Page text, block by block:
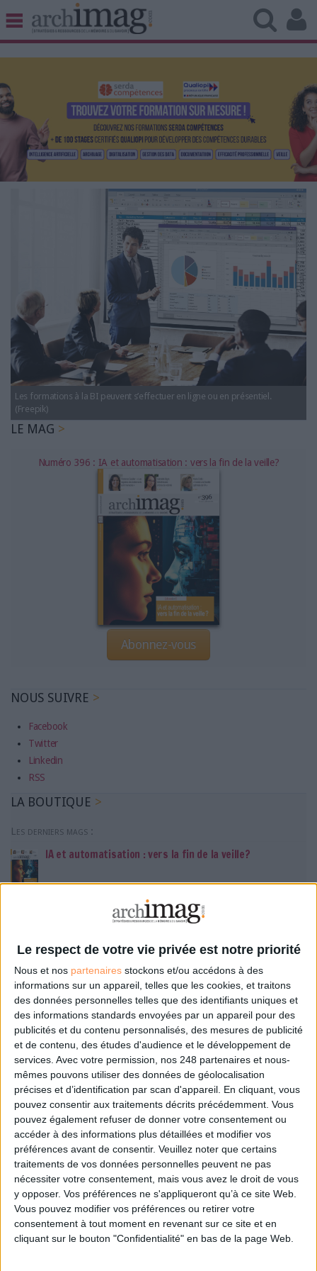
Le respect de votre vie privée est notre priorité
Nous et nos partenaires stockons et/ou accédons à des
informations sur un appareil, telles que les cookies, et traitons
des données personnelles telles que des identifiants uniques et
des informations standards envoyées par un appareil pour des
publicités et du contenu personnalisés, des mesures de publicité
et de contenu, des études d'audience et le développement de
services. Avec votre permission, nos 248 partenaires et nous-
mêmes pouvons utiliser des données de géolocalisation
précises et d’identification par scan d'appareil. En cliquant, vous
pouvez consentir aux traitements décrits précédemment. Vous
pouvez également refuser de donner votre consentement ou
accéder à des informations plus détaillées et modifier vos
préférences avant de consentir. Veuillez noter que certains
traitements de vos données personnelles peuvent ne pas
nécessiter votre consentement, mais vous avez le droit de vous
y opposer. Vos préférences ne s'appliqueront qu’à ce site Web.
Vous pouvez modifier vos préférences ou retirer votre
consentement à tout moment en revenant sur ce site et en
cliquant sur le bouton "Confidentialité" en bas de la page Web.
BIBLIOTHÈQUE ÉDITION
UNIVERS DATA
TRAVAIL COLLABORATIF
VIE NUMÉRIQUE
NUMÉRIQUE RESPONSABLE
LES GUIDES PRATIQUES
LES BASES DE DONNÉES
L'ESPACE EMPLOI
L'AGENDA
L'ANNUAIRE DES ACTEURS
LES LIVRES BLANCS
NOS OFFRES D'ABONNEMENTS
Les formations à la BI peuvent s’effectuer en ligne ou en présentiel.
(Freepik)
LE MAG
Numéro 396 : IA et automatisation : vers la fin de la veille?
Abonnez-vous
NOUS SUIVRE
Facebook
Twitter
Linkedin
RSS
LA BOUTIQUE
Les derniers mags :
IA et automatisation : vers la fin de la veille?
Bibliothèques : comment survivre face aux pressions?
DSI du secteur public : le pivot de la transformation
Les derniers guides :
IA génératives : cas d’usage et retours d’expérience
Archivage physique et électronique : enjeux, méthodes et
outils
Stratégie data : tirez profit de l’intelligence des
données
LES DERNIÈRES PARUTIONS